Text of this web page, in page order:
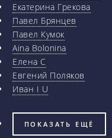
Екатерина Грекова
Павел Брянцев
Павел Кумок
Aina Bolonina
Елена С
Евгений Поляков
Иван I U
ПОКАЗАТЬ ЕЩЁ